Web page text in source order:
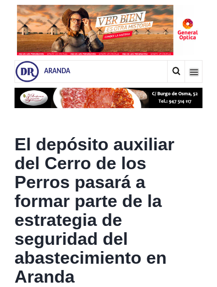
ARANDA
El depósito auxiliar
del Cerro de los
Perros pasará a
formar parte de la
estrategia de
seguridad del
abastecimiento en
Aranda